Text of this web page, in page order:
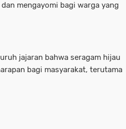
mengayomi bagi warga yang
jajaran bahwa seragam hijau
bagi masyarakat, terutama